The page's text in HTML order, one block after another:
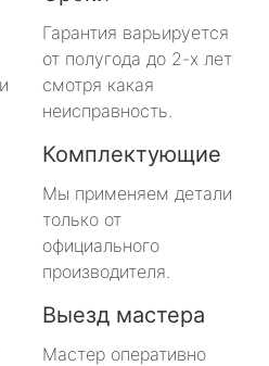
Гарантия варьируется
от полугода до 2-х лет
смотря какая
неисправность.
Комплектующие
Мы применяем детали
только от
официального
производителя.
Выезд мастера
Мастер оперативно